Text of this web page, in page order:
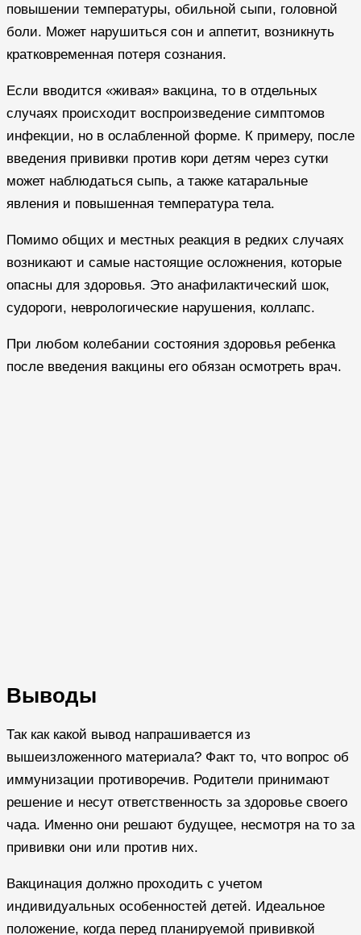
повышении температуры, обильной сыпи, головной
боли. Может нарушиться сон и аппетит, возникнуть
кратковременная потеря сознания.
Если вводится «живая» вакцина, то в отдельных
случаях происходит воспроизведение симптомов
инфекции, но в ослабленной форме. К примеру, после
введения прививки против кори детям через сутки
может наблюдаться сыпь, а также катаральные
явления и повышенная температура тела.
Помимо общих и местных реакция в редких случаях
возникают и самые настоящие осложнения, которые
опасны для здоровья. Это анафилактический шок,
судороги, неврологические нарушения, коллапс.
При любом колебании состояния здоровья ребенка
после введения вакцины его обязан осмотреть врач.
Выводы
Так как какой вывод напрашивается из
вышеизложенного материала? Факт то, что вопрос об
иммунизации противоречив. Родители принимают
решение и несут ответственность за здоровье своего
чада. Именно они решают будущее, несмотря на то за
прививки они или против них.
Вакцинация должно проходить с учетом
индивидуальных особенностей детей. Идеальное
положение, когда перед планируемой прививкой